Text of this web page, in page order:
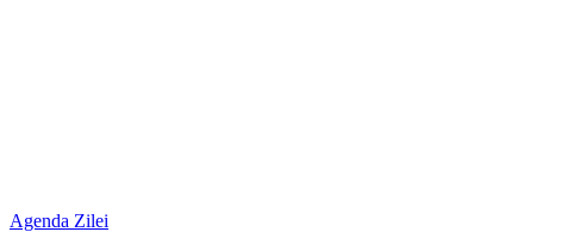
Agenda Zilei